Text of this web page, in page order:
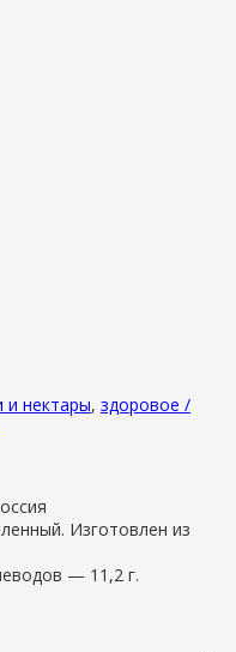
и нектары, здоровое /
Изготовлен из
— 11,2 г.